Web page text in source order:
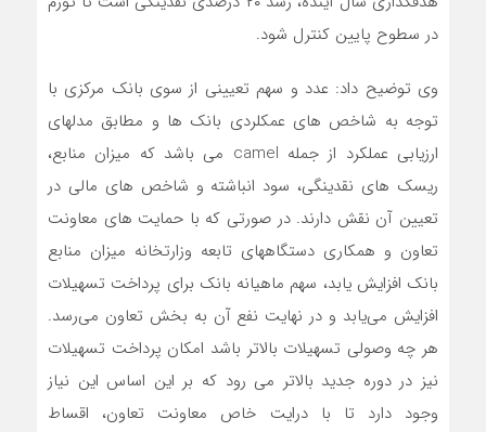
در سطوح پایین کنترل شود.
وی توضیح داد: عدد و سهم تعیینی از سوی بانک مرکزی با
توجه به شاخص های عمکلردی بانک ها و مطابق مدلهای
ارزیابی عملکرد از جمله camel می باشد که میزان منابع،
ریسک های نقدینگی، سود انباشته و شاخص های مالی در
تعیین آن نقش دارند. در صورتی که با حمایت های معاونت
تعاون و همکاری دستگاههای تابعه وزارتخانه میزان منابع
بانک افزایش یابد، سهم ماهیانه بانک برای پرداخت تسهیلات
افزایش می‌یابد و در نهایت نفع آن به بخش تعاون می‌رسد.
هر چه وصولی تسهیلات بالاتر باشد امکان پرداخت تسهیلات
نیز در دوره جدید بالاتر می رود که بر این اساس این نیاز
وجود دارد تا با درایت خاص معاونت تعاون، اقساط